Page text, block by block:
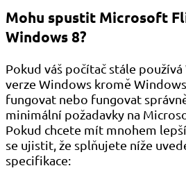
Mohu spustit Microsoft
Windows 8?
Pokud váš počítač stále
verze Windows kromě
fungovat nebo fungovat
minimální požadavky na
Pokud chcete mít mnohem
se ujistit, že splňujete níže
specifikace: